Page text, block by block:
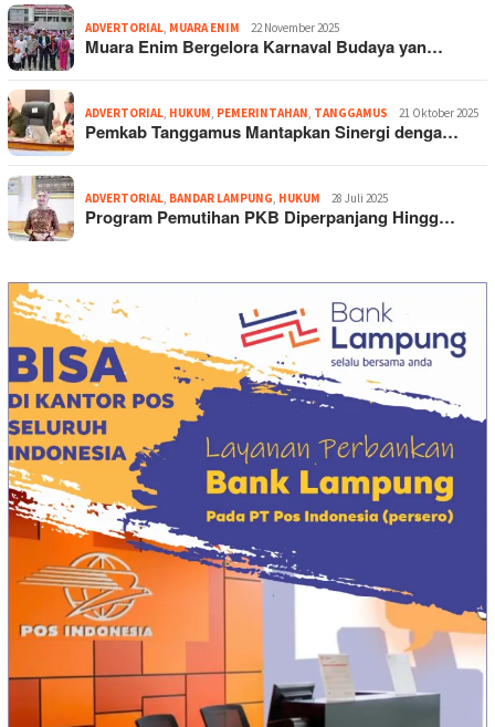
ADVERTORIAL MUARA ENIM 22 November 2025
Muara Enim Bergelora Karnaval Budaya yan…
ADVERTORIAL HUKUM PEMERINTAHAN TANGGAMUS 21 Oktober 2025
Pemkab Tanggamus Mantapkan Sinergi denga…
ADVERTORIAL BANDAR LAMPUNG HUKUM 28 Juli 2025
Program Pemutihan PKB Diperpanjang Hingg…